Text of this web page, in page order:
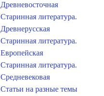
Древневосточная
Старинная литература.
Древнерусская
Старинная литература.
Европейская
Старинная литература.
Средневековая
Статьи на разные темы